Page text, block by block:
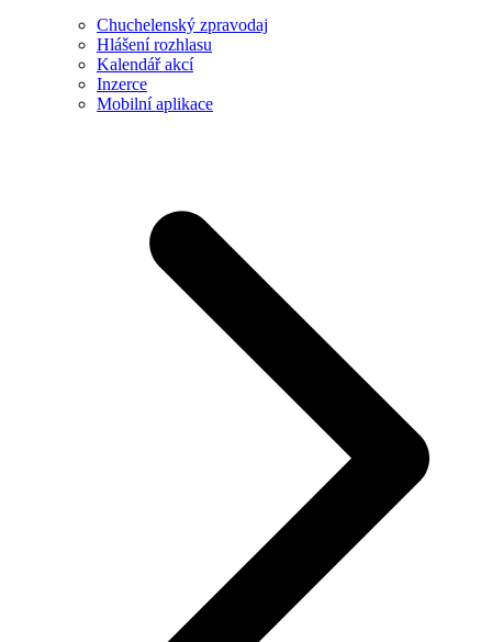
Chuchelenský zpravodaj
Hlášení rozhlasu
Kalendář akcí
Inzerce
Mobilní aplikace